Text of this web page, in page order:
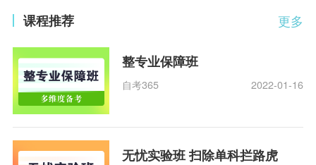
更多
课程推荐
整专业保障班
自考365 2022-01-16
无忧实验班 扫除单科拦路虎